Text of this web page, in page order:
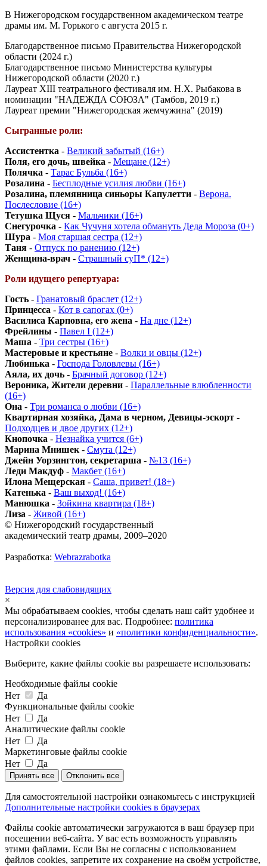
В Нижегородском государственном академическом театре
драмы им. М. Горького с августа 2015 г.
Благодарственное письмо Правительства Нижегородской
области (2024 г.)
Благодарственное письмо Министерства культуры
Нижегородской области (2020 г.)
Лауреат XIII театрального фестиваля им. Н.Х. Рыбакова в
номинации "НАДЕЖДА СОЮЗА" (Тамбов, 2019 г.)
Лауреат премии "Нижегородская жемчужина" (2019)
Сыгранные роли:
Ассистентка - Великий забытый (16+)
Поля, его дочь, швейка - Мещане (12+)
Полячка - Тарас Бульба (16+)
Розалина - Бесплодные усилия любви (16+)
Розалина, племянница синьоры Капулетти - Верона.
Послесловие (16+)
Тетушка Щуся - Мальчики (16+)
Снегурочка - Как Чучуня хотела обмануть Деда Мороза (0+)
Шура - Моя старшая сестра (12+)
Таня - Отпуск по ранению (12+)
Женщина-врач - Страшный суП* (12+)
Роли идущего репертуара:
Гость - Гранатовый браслет (12+)
Принцесса - Кот в сапогах (0+)
Василиса Карповна, его жена - На дне (12+)
Фрейлины - Павел I (12+)
Маша - Три сестры (16+)
Мастеровые и крестьяне - Волки и овцы (12+)
Любинька - Господа Головлевы (16+)
Аяла, их дочь - Брачный договор (12+)
Вероника, Жители деревни - Параллельные влюбленности
(16+)
Она - Три романса о любви (16+)
Квартирная хозяйка, Дама в черном, Девицы-эскорт -
Подходцев и двое других (12+)
Кнопочка - Незнайка учится (6+)
Марина Мнишек - Смута (12+)
Джейн Уорзингтон, секретарша - №13 (16+)
Леди Макдуф - Макбет (16+)
Илона Мещерская - Саша, привет! (18+)
Катенька - Ваш выход! (16+)
Манюшка - Зойкина квартира (18+)
Лиза - Живой (16+)
© Нижегородский государственный
академический театр драмы, 2009–2020
Разработка: Webrazrabotka
Версия для слабовидящих
×
Мы обрабатываем cookies, чтобы сделать наш сайт удобнее и
персонализированее для вас. Подробнее: политика
использования «cookies» и «политики конфиденциальности».
Настройки cookies
Выберите, какие файлы cookie вы разрешаете использовать:
Необходимые файлы cookie
Нет
Да
Функциональные файлы cookie
Нет
Да
Аналитические файлы cookie
Нет
Да
Маркетинговые файлы cookie
Нет
Да
Принять все Отклонить все
Для самостоятельной настройки ознакомьтесь с инструкцией
Дополнительные настройки cookies в браузерах
Файлы cookie автоматически загружаются в ваш браузер при
посещении веб-сайта. У вас есть возможность управлять
этими файлами. Если Вы не согласны с использованием
файлов cookies, запретите их сохранение на своём устройстве,